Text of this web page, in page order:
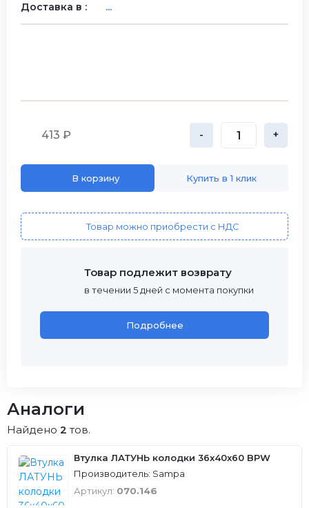
Доставка в : ...
413 ₽ - +
В корзину Купить в 1 клик
Товар можно приобрести с НДС
Товар подлежит возврату
в течении 5 дней с момента покупки
Подробнее
Аналоги
Найдено 2 тов.
Втулка ЛАТУНЬ колодки 36x40x60 BPW
Производитель: Sampa
Артикул: 070.146